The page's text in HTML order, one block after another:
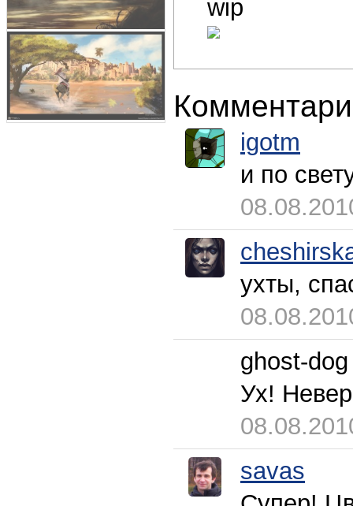
wip
igotm
и по
ухты,
ghost-dog
Ух!
savas